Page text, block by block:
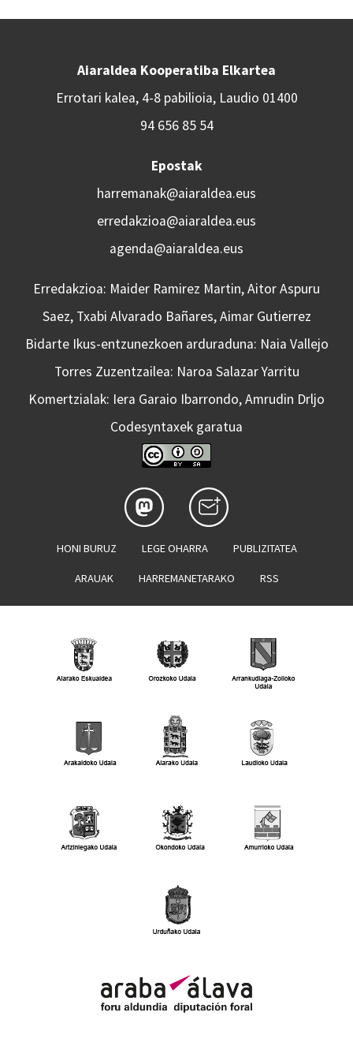
Aiaraldea Kooperatiba Elkartea
Errotari kalea, 4-8 pabilioia, Laudio 01400
94 656 85 54
Epostak
harremanak@aiaraldea.eus
erredakzioa@aiaraldea.eus
agenda@aiaraldea.eus
Erredakzioa: Maider Ramirez Martin, Aitor Aspuru
Saez, Txabi Alvarado Bañares, Aimar Gutierrez
Bidarte Ikus-entzunezkoen arduraduna: Naia Vallejo
Torres Zuzentzailea: Naroa Salazar Yarritu
Komertzialak: Iera Garaio Ibarrondo, Amrudin Drljo
Codesyntaxek garatua
HONI BURUZ LEGE OHARRA PUBLIZITATEA
ARAUAK HARREMANETARAKO RSS